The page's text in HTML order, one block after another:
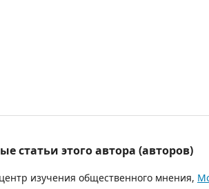
статьи этого автора (авторов)
изучения общественного мнения,